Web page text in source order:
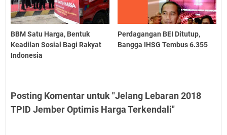
BBM Satu Harga, Bentuk
Keadilan Sosial Bagi Rakyat
Indonesia
Perdagangan BEI Ditutup,
Bangga IHSG Tembus 6.355
Posting Komentar untuk "Jelang Lebaran 2018
TPID Jember Optimis Harga Terkendali"